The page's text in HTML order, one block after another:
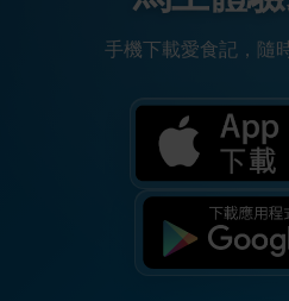
手機下載愛食記，隨